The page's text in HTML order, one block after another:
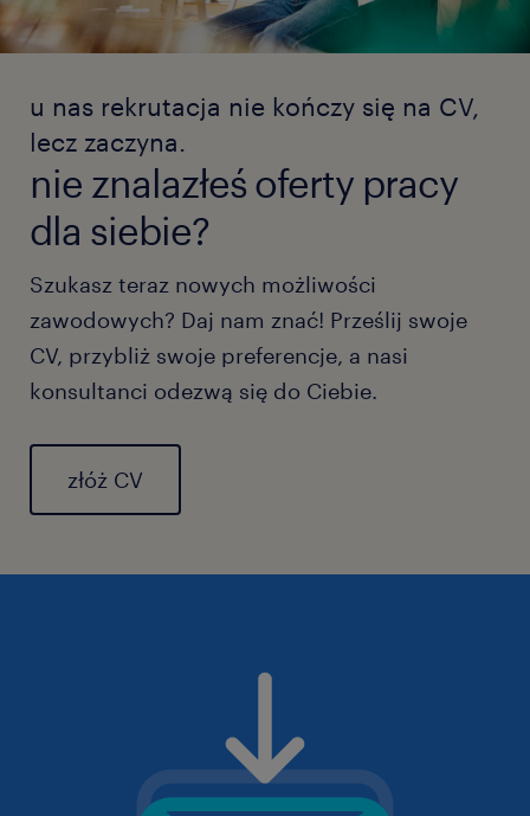
u nas rekrutacja nie kończy się na CV,
lecz zaczyna.
nie znalazłeś oferty pracy
dla siebie?
Szukasz teraz nowych możliwości
zawodowych? Daj nam znać! Prześlij swoje
CV, przybliż swoje preferencje, a nasi
konsultanci odezwą się do Ciebie.
złóż CV